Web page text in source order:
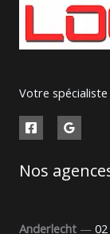
Votre
Nos
Anderlecht —